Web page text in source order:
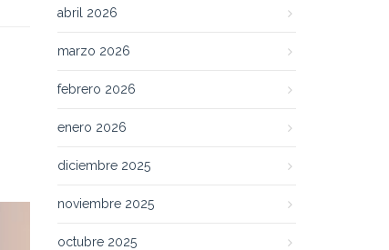
abril 2026
marzo 2026
febrero 2026
enero 2026
diciembre 2025
noviembre 2025
octubre 2025